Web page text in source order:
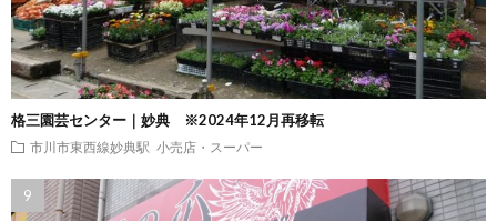
格三園芸センター｜妙典 ※2024年12月再移転
市川市東西線妙典駅 小売店・スーパー